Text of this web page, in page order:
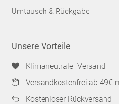
Umtausch & Rückgabe
Unsere Vorteile
Klimaneutraler Versand
Versandkostenfrei ab 49€
Kostenloser Rückversand